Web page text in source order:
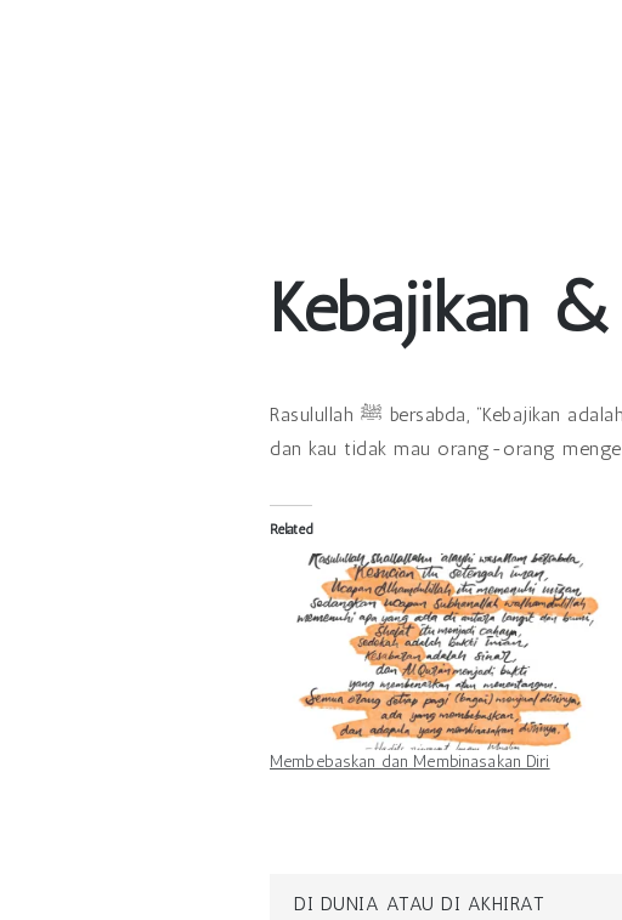
Kebajikan
Rasulullah ‎ﷺ bersabda, “Kebajikan adalah akhlak yang baik dan dosa adalah sesuatu yang menggelisahkan dalam jiwamu
dan kau tidak mau orang-orang
Related
Membebaskan dan Membinasakan Diri
DI DUNIA ATAU DI AKHIRAT